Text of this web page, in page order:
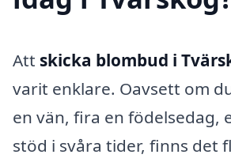
Att skicka blombud i
varit enklare. Oavsett om
en vän, fira en födelsedag,
stöd i svåra tider, finns det